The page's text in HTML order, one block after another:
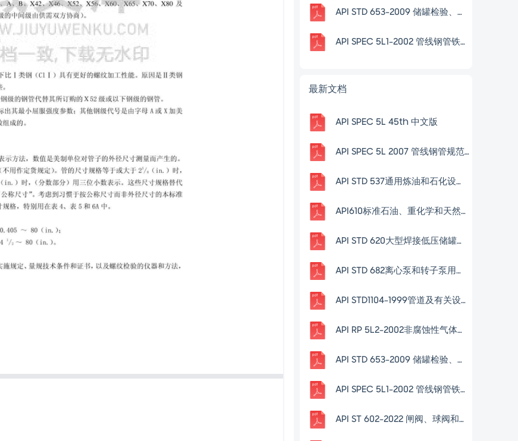
API STD 653-2009 储罐检验、维修、改造和重建(中文版)
API SPEC 5L1-2002 管线钢管铁路运输的推荐实用规程(第6版)
最新文档
API SPEC 5L 45th 中文版
API SPEC 5L 2007 管线钢管规范中文
API STD 537通用炼油和石化设施火炬细则(中文版)
API610标准石油、重化学和天然气工业用离心泵 第10版(中文版)
API STD 620大型焊接低压储罐的设计与建造(中文版)
API STD 682离心泵和转子泵用轴封系统(中文版)
API STD1104-1999管道及有关设施的焊接(第19版)
API RP 5L2-2002非腐蚀性气体输送管线管内部涂层推荐作法( 第4版)
API STD 653-2009 储罐检验、维修、改造和重建(中文版)
API SPEC 5L1-2002 管线钢管铁路运输的推荐实用规程(第6版)
API ST 602-2022 闸阀、球阀和止回阀适用于石油和天然气行业 DN 100(NPS 4)及更小的尺寸(中文版)